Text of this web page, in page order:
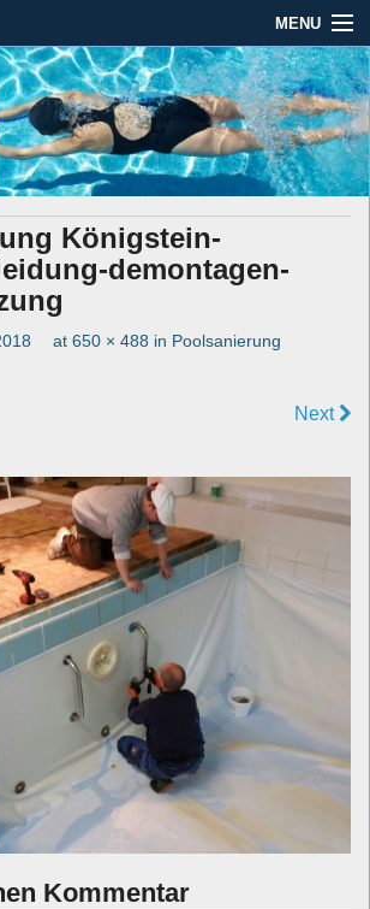
MENU
GmbH
Schwimmanlagen
GmbH
Jahren im Rhein-Main-Gebiet
Königstein-
demontagen-
at 650 × 488 in Poolsanierung
Next
Kommentar